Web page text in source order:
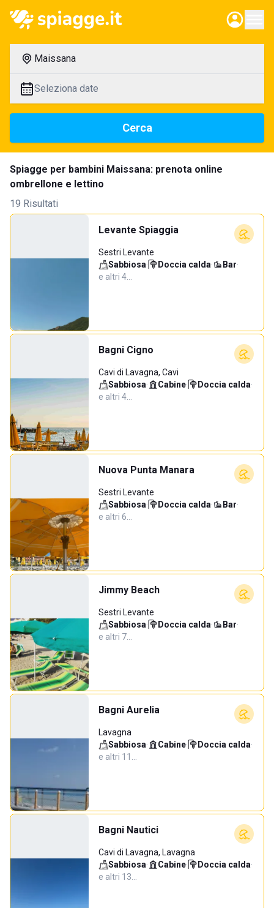
Maissana
Seleziona date
Cerca
Spiagge per bambini Maissana: prenota online
ombrellone e lettino
19 Risultati
Levante Spiaggia
Sestri Levante
Sabbiosa· Doccia calda· Bar·
e altri 4…
Bagni Cigno
Cavi di Lavagna, Cavi
Sabbiosa· Cabine· Doccia calda·
e altri 4…
Nuova Punta Manara
Sestri Levante
Sabbiosa· Doccia calda· Bar·
e altri 6…
Jimmy Beach
Sestri Levante
Sabbiosa· Doccia calda· Bar·
e altri 7…
Bagni Aurelia
Lavagna
Sabbiosa· Cabine· Doccia calda·
e altri 11…
Bagni Nautici
Cavi di Lavagna, Lavagna
Sabbiosa· Cabine· Doccia calda·
e altri 13…